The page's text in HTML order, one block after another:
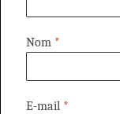
Nom *
E-mail *